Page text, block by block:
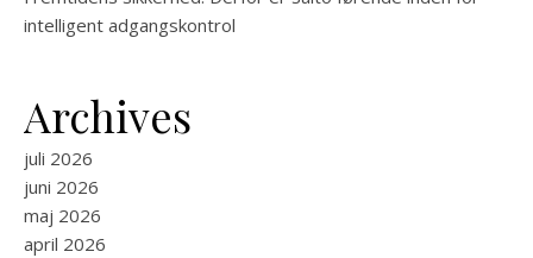
intelligent adgangskontrol
Archives
juli 2026
juni 2026
maj 2026
april 2026